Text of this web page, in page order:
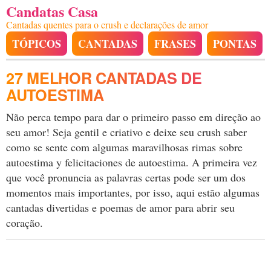
Candatas Casa
Cantadas quentes para o crush e declarações de amor
TÓPICOS CANTADAS FRASES PONTAS
27 MELHOR CANTADAS DE
AUTOESTIMA
Não perca tempo para dar o primeiro passo em direção ao
seu amor! Seja gentil e criativo e deixe seu crush saber
como se sente com algumas maravilhosas rimas sobre
autoestima y felicitaciones de autoestima. A primeira vez
que você pronuncia as palavras certas pode ser um dos
momentos mais importantes, por isso, aqui estão algumas
cantadas divertidas e poemas de amor para abrir seu
coração.